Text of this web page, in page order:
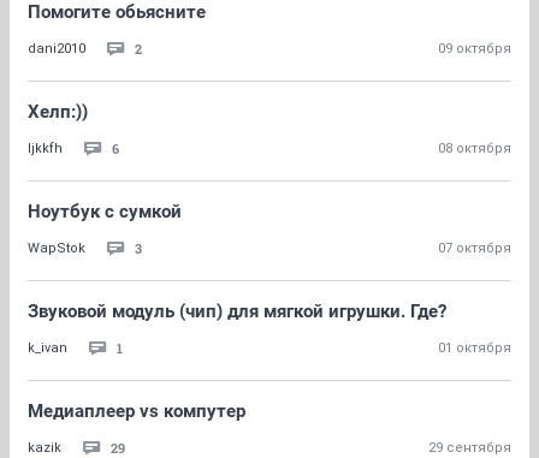
Помогите обьясните
dani2010 2 09 октября
Хелп:))
ljkkfh 6 08 октября
Ноутбук с сумкой
WapStok 3 07 октября
Звуковой модуль (чип) для мягкой игрушки. Где?
k_ivan 1 01 октября
Медиаплеер vs компутер
kazik 29 29 сентября